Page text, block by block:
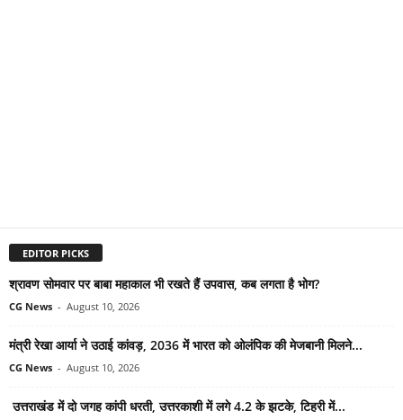
EDITOR PICKS
श्रावण सोमवार पर बाबा महाकाल भी रखते हैं उपवास, कब लगता है भोग?
CG News - August 10, 2026
मंत्री रेखा आर्या ने उठाई कांवड़, 2036 में भारत को ओलंपिक की मेजबानी मिलने...
CG News - August 10, 2026
उत्तराखंड में दो जगह कांपी धरती, उत्तरकाशी में लगे 4.2 के झटके, टिहरी में...